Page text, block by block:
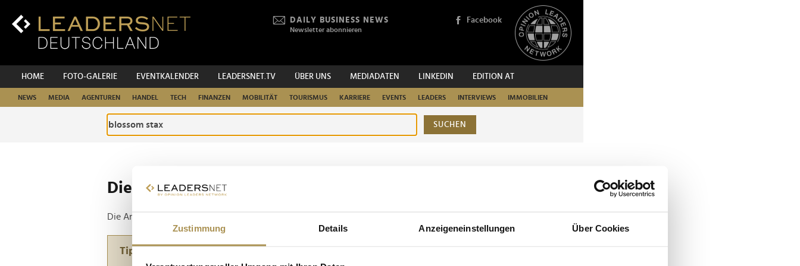
Zustimmung Details Anzeigeneinstellungen Über Cookies
Inhalt
DAILY BUSINESS NEWS
Newsletter abonnieren
Facebook
HOME FOTO-GALERIE EVENTKALENDER LEADERSNET.TV ÜBER UNS MEDIADATEN LINKEDIN EDITION AT
NEWS MEDIA AGENTUREN HANDEL TECH FINANZEN MOBILITÄT TOURISMUS KARRIERE EVENTS LEADERS INTERVIEWS IMMOBILIEN
SUCHEN
Die ganze Website durchsuchen
Die Anfrage ergab 1 Treffer.
Tipp